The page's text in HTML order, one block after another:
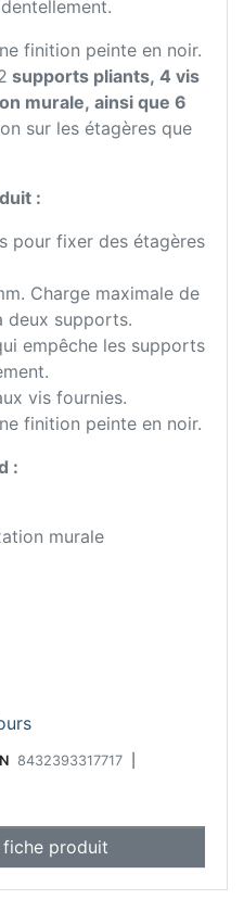
finition peinte en noir.
supports pliants, 4 vis
murale, ainsi que 6
sur les étagères que
:
pour fixer des étagères
Charge maximale de
deux supports.
empêche les supports
vis fournies.
finition peinte en noir.
:
murale
8432393317717
produit